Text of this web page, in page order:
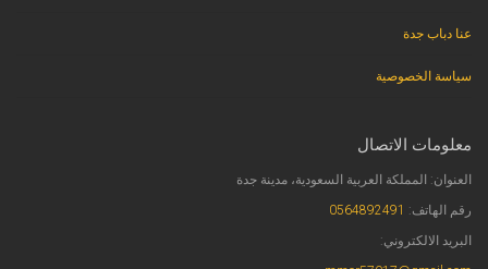
عنا دباب جدة
سياسة الخصوصية
معلومات الاتصال
العنوان: المملكة العربية السعودية، مدينة جدة
رقم الهاتف: 0564892491
البريد الالكتروني: